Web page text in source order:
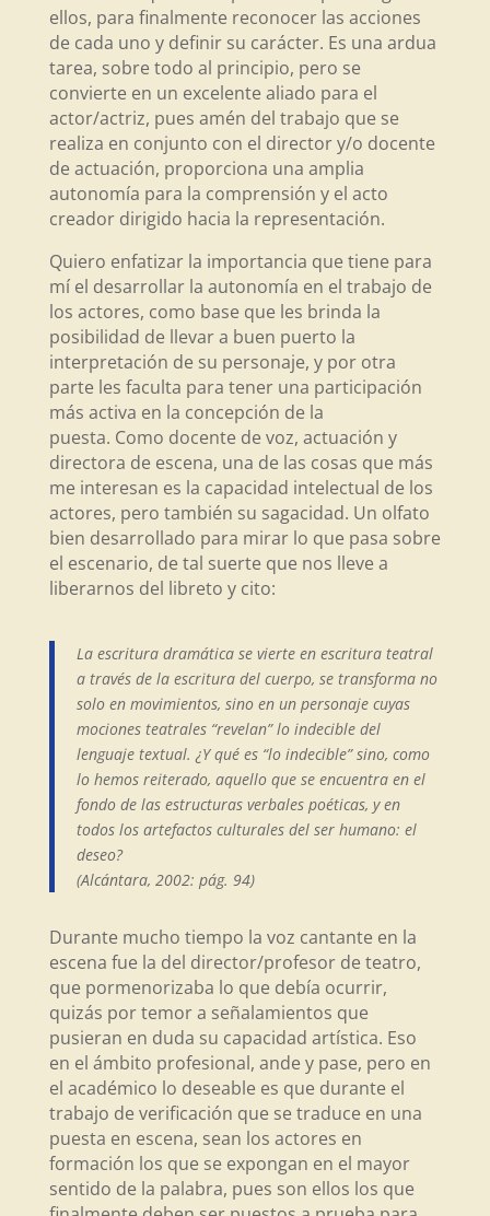
ellos, para finalmente reconocer las acciones
de cada uno y definir su carácter. Es una ardua
tarea, sobre todo al principio, pero se
convierte en un excelente aliado para el
actor/actriz, pues amén del trabajo que se
realiza en conjunto con el director y/o docente
de actuación, proporciona una amplia
autonomía para la comprensión y el acto
creador dirigido hacia la representación.
Quiero enfatizar la importancia que tiene para
mí el desarrollar la autonomía en el trabajo de
los actores, como base que les brinda la
posibilidad de llevar a buen puerto la
interpretación de su personaje, y por otra
parte les faculta para tener una participación
más activa en la concepción de la
puesta. Como docente de voz, actuación y
directora de escena, una de las cosas que más
me interesan es la capacidad intelectual de los
actores, pero también su sagacidad. Un olfato
bien desarrollado para mirar lo que pasa sobre
el escenario, de tal suerte que nos lleve a
liberarnos del libreto y cito:
La escritura dramática se vierte en escritura teatral
a través de la escritura del cuerpo, se transforma no
solo en movimientos, sino en un personaje cuyas
mociones teatrales “revelan” lo indecible del
lenguaje textual. ¿Y qué es “lo indecible” sino, como
lo hemos reiterado, aquello que se encuentra en el
fondo de las estructuras verbales poéticas, y en
todos los artefactos culturales del ser humano: el
deseo?
(Alcántara, 2002: pág. 94)
Durante mucho tiempo la voz cantante en la
escena fue la del director/profesor de teatro,
que pormenorizaba lo que debía ocurrir,
quizás por temor a señalamientos que
pusieran en duda su capacidad artística. Eso
en el ámbito profesional, ande y pase, pero en
el académico lo deseable es que durante el
trabajo de verificación que se traduce en una
puesta en escena, sean los actores en
formación los que se expongan en el mayor
sentido de la palabra, pues son ellos los que